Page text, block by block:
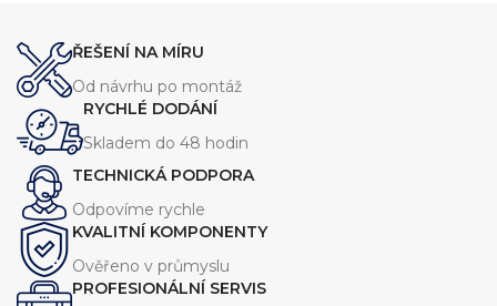
kvalitním materiálům nabízí
dlouhou životnost a
kompatibilitu s širokou škálou
hydraulických systémů.
ŘEŠENÍ NA MÍRU
Od návrhu po montáž
RYCHLÉ DODÁNÍ
Skladem do 48 hodin
TECHNICKÁ PODPORA
Odpovíme rychle
KVALITNÍ KOMPONENTY
Ověřeno v průmyslu
PROFESIONÁLNÍ SERVIS